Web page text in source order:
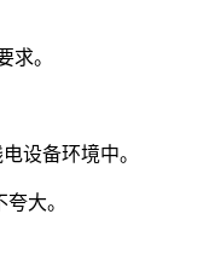
求。
设备环境中。
大。